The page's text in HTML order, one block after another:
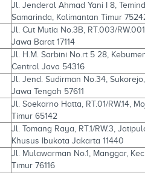
Jl. Jenderal Ahmad Yani I 8,
Samarinda, Kalimantan Timur
Jl. Cut Mutia No.3B, RT.003/
Jawa Barat 17114
Jl. H.M. Sarbini No.rt 5 28,
Central Java 54316
Jl. Jend. Sudirman No.34,
Jawa Tengah 57611
Jl. Soekarno Hatta, RT.01/RW.14,
Timur 65142
Jl. Tomang Raya, RT.1/RW.3,
Khusus Ibukota Jakarta 11440
Jl. Mulawarman No.1, Manggar,
Timur 76116